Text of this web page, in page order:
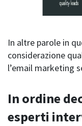
In altre parole in
considerazione
l’email marketing
In ordine
esperti